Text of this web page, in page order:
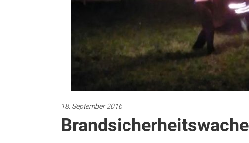
18. September 2016
Brandsicherheitswache